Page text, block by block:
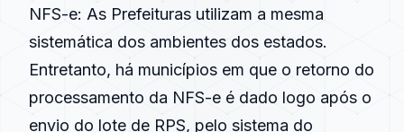
NFS-e: As Prefeituras utilizam a mesma
sistemática dos ambientes dos estados.
Entretanto, há municípios em que o retorno do
processamento da NFS-e é dado logo após o
envio do lote de RPS, pelo sistema do